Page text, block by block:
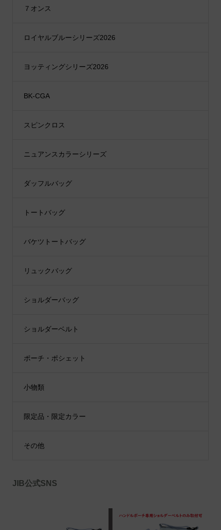
７オンス
ロイヤルブルーシリーズ2026
ヨッティングシリーズ2026
BK-CGA
スピンクロス
ニュアンスカラーシリーズ
ダッフルバッグ
トートバッグ
バケツトートバッグ
リュックバッグ
ショルダーバッグ
ショルダーベルト
ポーチ・ポシェット
小物類
限定品・限定カラー
その他
JIB公式SNS